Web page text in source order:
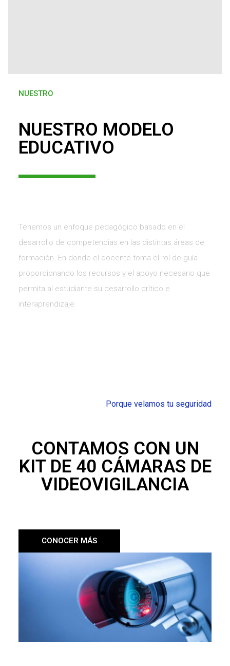
NUESTRO
NUESTRO MODELO
EDUCATIVO
Tenemos un enfoque pedagógico basado en el
desarrollo de competencias en las distintas áreas de
formación. En donde el docente toma el rol de guía
proporcionando los recursos y el apoyo necesario que
permita al estudiante su desarrollo crítico e
interaprendizaje.
Porque velamos tu seguridad
CONTAMOS CON UN
KIT DE 40 CÁMARAS DE
VIDEOVIGILANCIA
CONOCER MÁS